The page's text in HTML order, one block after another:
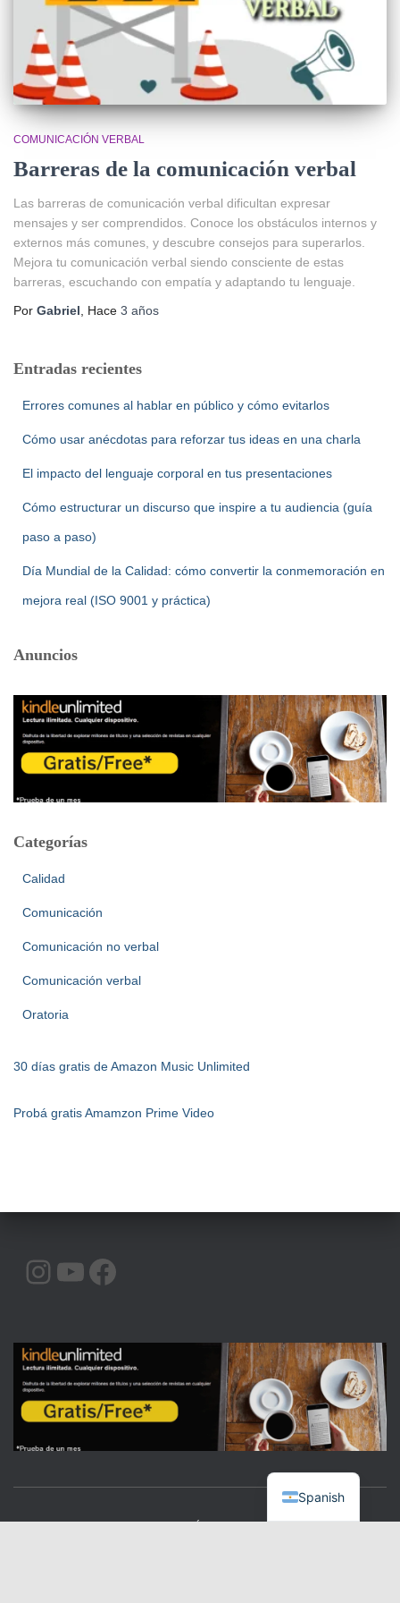
COMUNICACIÓN VERBAL
Barreras de la comunicación verbal
Las barreras de comunicación verbal dificultan expresar
mensajes y ser comprendidos. Conoce los obstáculos internos y
externos más comunes, y descubre consejos para superarlos.
Mejora tu comunicación verbal siendo consciente de estas
barreras, escuchando con empatía y adaptando tu lenguaje.
Por Gabriel , Hace 3 años
Entradas recientes
Errores comunes al hablar en público y cómo evitarlos
Cómo usar anécdotas para reforzar tus ideas en una charla
El impacto del lenguaje corporal en tus presentaciones
Cómo estructurar un discurso que inspire a tu audiencia (guía
paso a paso)
Día Mundial de la Calidad: cómo convertir la conmemoración en
mejora real (ISO 9001 y práctica)
Anuncios
Categorías
Calidad
Comunicación
Comunicación no verbal
Comunicación verbal
Oratoria
30 días gratis de Amazon Music Unlimited
Probá gratis Amamzon Prime Video
INSTAGRAM YOUTUBE
Spanish